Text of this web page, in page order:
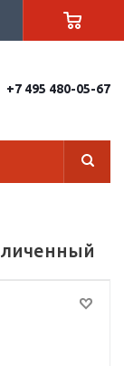
+7 495 480-05-67